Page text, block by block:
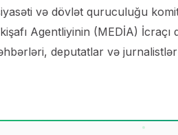
və dövlət quruculuğu
Agentliyinin (MEDİA)
deputatlar və